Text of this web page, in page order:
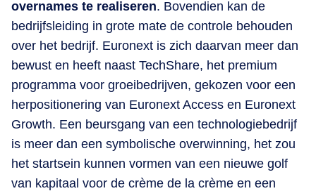
overnames te realiseren. Bovendien kan de
bedrijfsleiding in grote mate de controle behouden
over het bedrijf. Euronext is zich daarvan meer dan
bewust en heeft naast TechShare, het premium
programma voor groeibedrijven, gekozen voor een
herpositionering van Euronext Access en Euronext
Growth. Een beursgang van een technologiebedrijf
is meer dan een symbolische overwinning, het zou
het startsein kunnen vormen van een nieuwe golf
van kapitaal voor de crème de la crème en een